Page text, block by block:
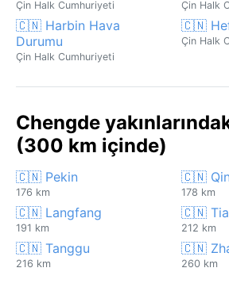
Çin Halk Cumhuriyeti Çin Halk
🇨🇳 Harbin Hava
Durumu
Çin Halk Cumhuriyeti
🇨🇳
Çin Halk
Chengde
(300 km içinde)
🇨🇳 Pekin
176 km
🇨🇳
178 km
🇨🇳 Langfang
191 km
🇨🇳
212 km
🇨🇳 Tanggu
216 km
🇨🇳
260 km